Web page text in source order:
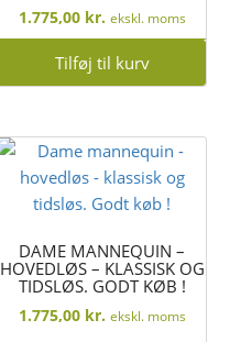
1.775,00 kr. ekskl. moms
Tilføj til kurv
DAME MANNEQUIN –
HOVEDLØS – KLASSISK OG
TIDSLØS. GODT KØB !
1.775,00 kr. ekskl. moms